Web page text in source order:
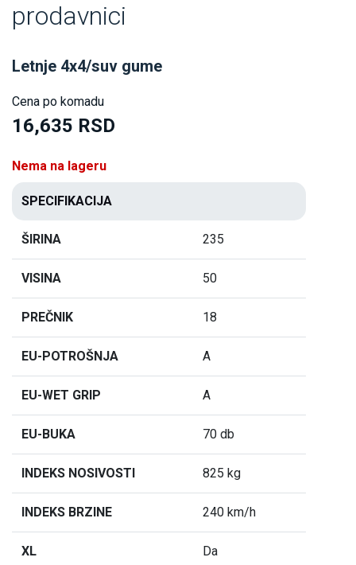
prodavnici
Letnje 4x4/suv gume
Cena po komadu
16,635 RSD
Nema na lageru
SPECIFIKACIJA
ŠIRINA 235
VISINA 50
PREČNIK 18
EU-POTROŠNJA A
EU-WET GRIP A
EU-BUKA 70 db
INDEKS NOSIVOSTI 825 kg
INDEKS BRZINE 240 km/h
XL Da